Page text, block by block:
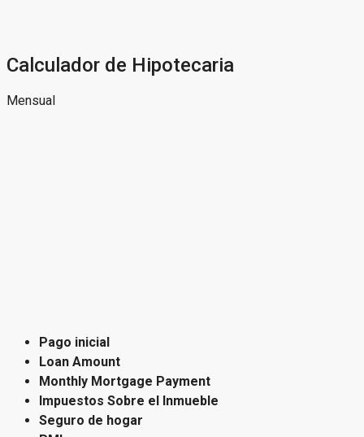
Calculador de Hipotecaria
Mensual
Pago inicial
Loan Amount
Monthly Mortgage Payment
Impuestos Sobre el Inmueble
Seguro de hogar